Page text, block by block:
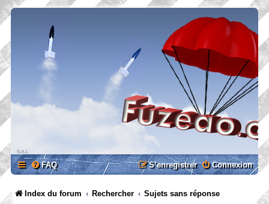
FAQ Connexion
S’enregistrer
Index du forum Rechercher Sujets sans réponse